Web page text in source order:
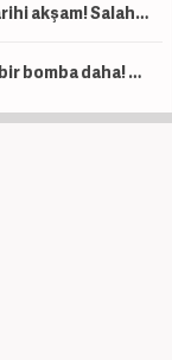
Trabzon'da tarihi akşam! Salah binlerce kişinin önünde imza atıyor
Salah sonrası bir bomba daha! Trabzonspor'dan Lukaku hamlesi